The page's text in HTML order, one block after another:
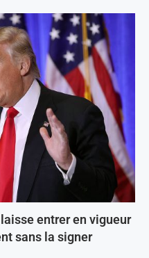
entrer en vigueur
sans la signer